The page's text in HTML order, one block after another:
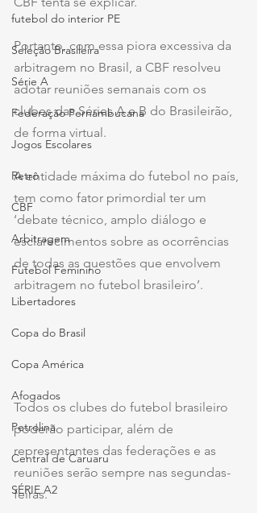
futebol do interior PE
Seleção Brasileira
Série A
Federação Pernambucana
Jogos Escolares
Retrô
CBF
Arbitragem
Futebol Feminino
Libertadores
Copa do Brasil
Copa América
Afogados
Petrolina
Central de Caruaru
SÉRIE A2
Portanto, com essa piora excessiva da
arbitragem no Brasil, a CBF resolveu
adotar reuniões semanais com os
clubes das Séries A e B do Brasileirão,
de forma virtual.
A entidade máxima do futebol no país,
tem como fator primordial ter um
‘debate técnico, amplo diálogo e
esclarecimentos sobre as ocorrências
de todas as questões que envolvem
arbitragem no futebol brasileiro’.
Todos os clubes do futebol brasileiro
poderão participar, além de
representantes das federações e as
reuniões serão sempre nas segundas-
feiras.